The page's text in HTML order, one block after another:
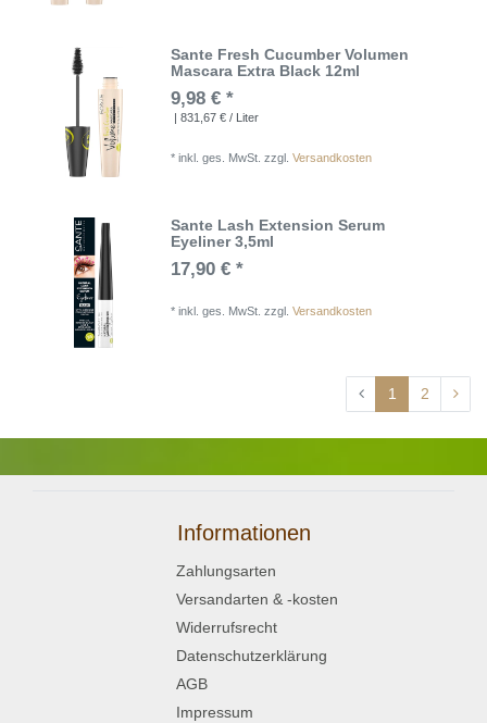
Sante Fresh Cucumber Volumen
Mascara Extra Black 12ml
9,98 € *
| 831,67 € / Liter
*inkl. ges. MwSt. zzgl.Versandkosten
Sante Lash Extension Serum
Eyeliner 3,5ml
17,90 € *
*inkl. ges. MwSt. zzgl.Versandkosten
1 2
Informationen
Zahlungsarten
Versandarten & -kosten
Widerrufsrecht
Datenschutzerklärung
AGB
Impressum